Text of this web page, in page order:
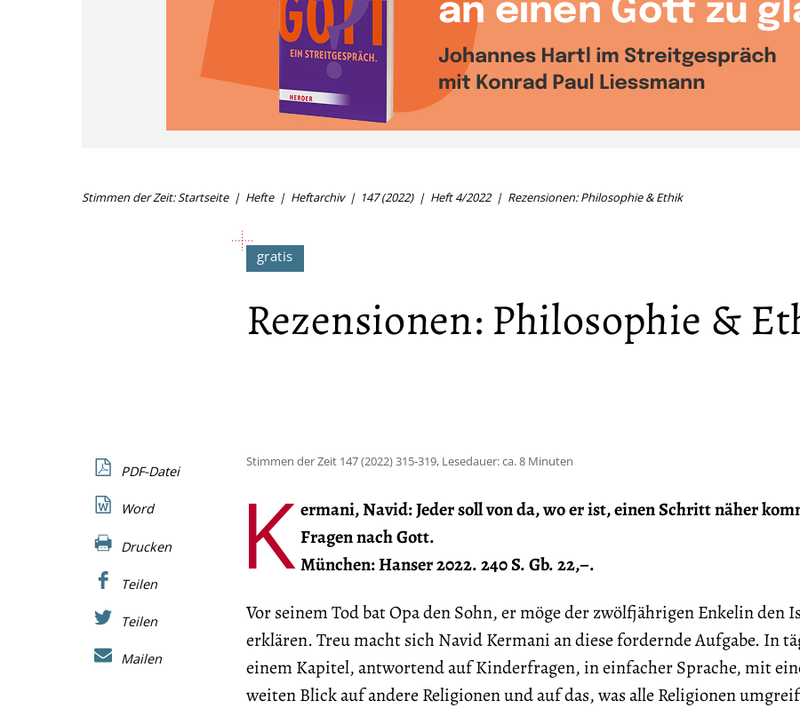
Stimmen der Zeit: Startseite Hefte Heftarchiv 147 (2022) Heft 4/2022 Rezensionen: Philosophie & Ethik
Rezensionen: Philosophie &
Stimmen der Zeit 147 (2022) 315-319, Lesedauer: ca. 8 Minuten
K ermani, Navid: Jeder soll von da, wo er ist, einen Schritt näher
Fragen nach Gott.
München: Hanser 2022. 240 S. Gb. 22,–.
Vor seinem Tod bat Opa den Sohn, er möge der zwölfjährigen Enkelin den
erklären. Treu macht sich Navid Kermani an diese fordernde Aufgabe. In
einem Kapitel, antwortend auf Kinderfragen, in einfacher Sprache, mit
weiten Blick auf andere Religionen und auf das, was alle Religionen
PDF-Datei
Word
Drucken
Teilen
Teilen
Mailen